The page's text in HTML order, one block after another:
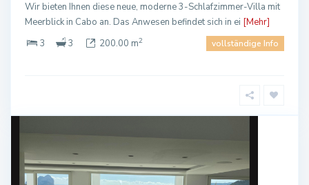
Wir bieten Ihnen diese neue, moderne 3-Schlafzimmer-Villa mit
Meerblick in Cabo an. Das Anwesen befindet sich in ei [Mehr]
3
3 200.00 m2 vollständige Info